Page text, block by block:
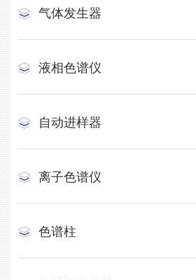
气体发生器
液相色谱仪
自动进样器
离子色谱仪
色谱柱